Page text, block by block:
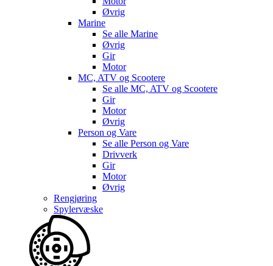
Øvrig
Marine
Se alle Marine
Øvrig
Gir
Motor
MC, ATV og Scootere
Se alle MC, ATV og Scootere
Gir
Motor
Øvrig
Person og Vare
Se alle Person og Vare
Drivverk
Gir
Motor
Øvrig
Rengjøring
Spylervæske